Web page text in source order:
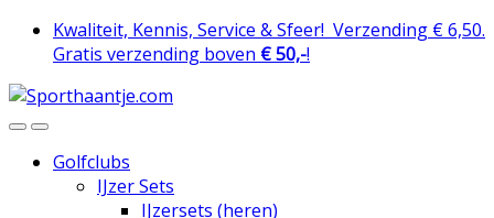
Skip
Skip Kwaliteit, Kennis, Service & Sfeer! Verzending € 6,50.
Gratis verzending boven € 50,-!
Golfclubs
IJzer Sets
IJzersets (heren)